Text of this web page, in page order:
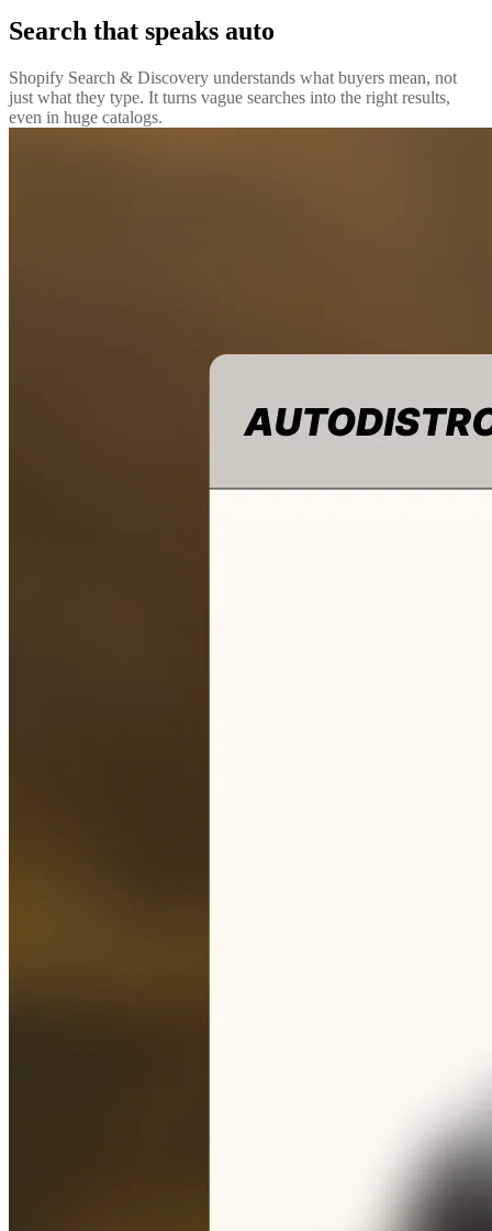
Search that speaks auto
Shopify Search & Discovery understands what buyers mean, not
just what they type. It turns vague searches into the right results,
even in huge catalogs.